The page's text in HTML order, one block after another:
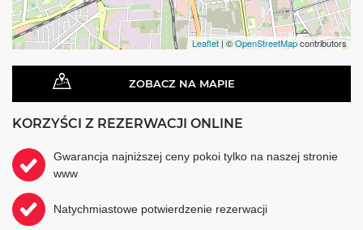
Leaflet | ©OpenStreetMapcontributors
ZOBACZ NA MAPIE
KORZYŚCI Z REZERWACJI ONLINE
Gwarancja najniższej ceny pokoi tylko na naszej stronie
www
Natychmiastowe potwierdzenie rezerwacji